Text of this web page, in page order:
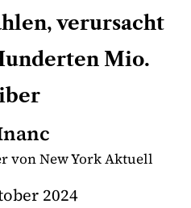
verursacht
Mio.
von New York Aktuell
2024